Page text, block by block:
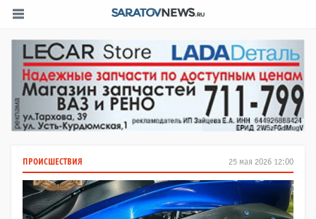
25 мая 2026 12:00
ПРОИСШЕСТВИЯ